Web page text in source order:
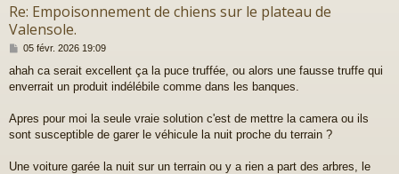
Re: Empoisonnement de chiens sur le plateau de
Valensole.
M
s
s
05 févr. 2026 19:09
ahah ca serait excellent ça la puce truffée, ou alors une fausse truffe qui
enverrait un produit indélébile comme dans les banques.
Apres pour moi la seule vraie solution c'est de mettre la camera ou ils
sont susceptible de garer le véhicule la nuit proche du terrain ?
Une voiture garée la nuit sur un terrain ou y a rien a part des arbres, le